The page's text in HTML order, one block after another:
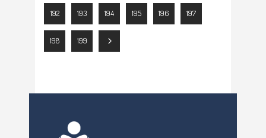
192 193 194 195 196 197
198 199